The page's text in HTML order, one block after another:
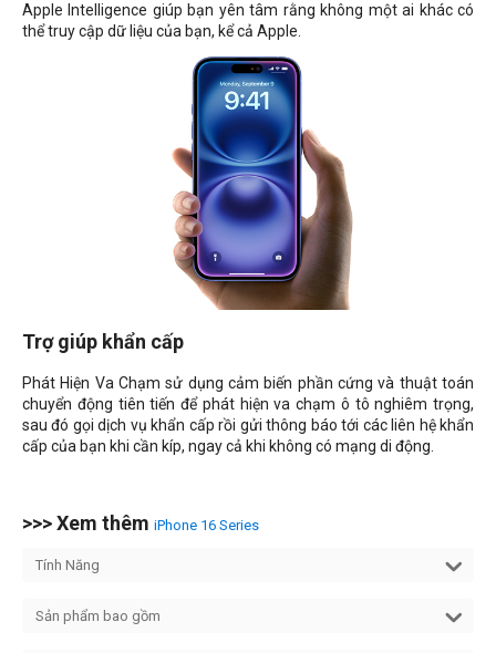
Apple Intelligence giúp bạn yên tâm rằng không một ai khác có
thể truy cập dữ liệu của bạn, kể cả Apple.
Trợ giúp khẩn cấp
Phát Hiện Va Chạm sử dụng cảm biến phần cứng và thuật toán
chuyển động tiên tiến để phát hiện va chạm ô tô nghiêm trọng,
sau đó gọi dịch vụ khẩn cấp rồi gửi thông báo tới các liên hệ khẩn
cấp của bạn khi cần kíp, ngay cả khi không có mạng di động.
>>> Xem thêm iPhone 16 Series
Tính Năng
Sản phẩm bao gồm